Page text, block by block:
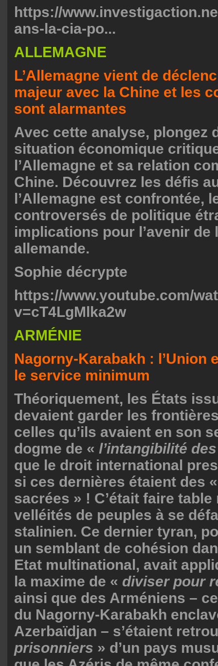
https://
ans-la-cia-po...
ALLEMAGNE
L’Allemagne vient de
majeur avec la Chine et les
sont alarmantes
Avec cette analyse, plongez
situation économique
l’Allemagne et sa relation
Chine. Découvrez les défis
l’Allemagne est confrontée,
controversés de politique
implications pour l’avenir de
allemande.
Sophie décrypte
https://www.youtube.com/
v=cT4LgMlka2w
ARMÉNIE
Nagorny-Karabakh : l’Union
le service minimum
Théoriquement, les États
devaient garder les
celles qu’ils avaient en son
dogme de « l’intangibilité
que le droit international
si ces dernières étaient des
sacrées » ! C’était faire table
velléités de peuples à se
stalinien. Ce dernier tyran,
un semblant de cohésion
Etat multinational, avait
la maxime de « diviser pour
ainsi que des Arméniens –
du Nagorny-Karabakh
Azerbaïdjan – s’étaient
prisonniers » d’un pays